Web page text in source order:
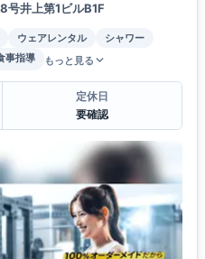
号井上第1ビルB1F
ウェアレンタル
シャワー
事指導 もっと見る
定休日
要確認